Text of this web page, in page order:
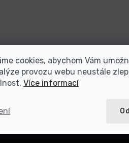
cookies, abychom Vám
provozu webu neustále
Více informací
repasované
zákazníků